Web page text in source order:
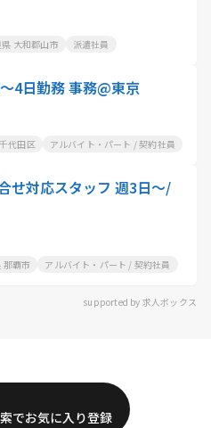
県 大和郡山市 派遣社員
4日勤務 事務@東京
代田区 アルバイト・パート / 契約社員
せ対応スタッフ 週3日～/
那覇市 アルバイト・パート / 契約社員
supported by 求人ボックス
でお気に入り登録